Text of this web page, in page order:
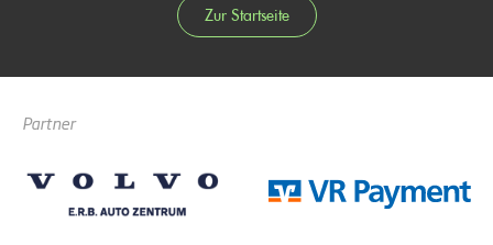
Zur Startseite
Partner